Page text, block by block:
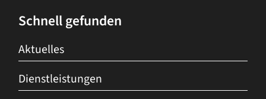
Schnell gefunden
Aktuelles
Dienstleistungen